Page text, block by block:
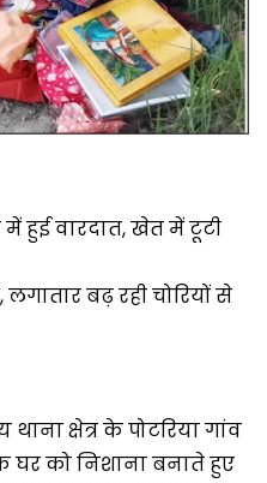
हुई वारदात, खेत में टूटी
बढ़ रही चोरियों से
क्षेत्र के पोटरिया गांव
घर को निशाना बनाते हुए